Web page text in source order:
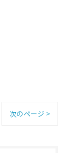
次のページ >